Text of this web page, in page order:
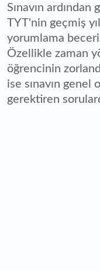
Sınavın
TYT'nin geçmiş
yorumlama
Özellikle zaman
öğrencinin
ise sınavın
gerektiren